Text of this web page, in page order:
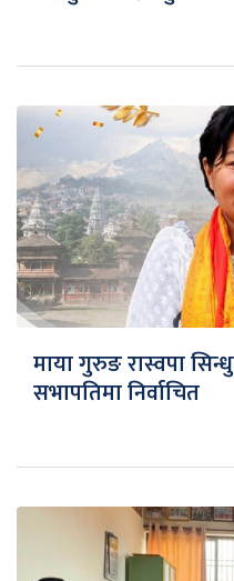
माया गुरुङ रास्वपा
सभापतिमा निर्वाचित